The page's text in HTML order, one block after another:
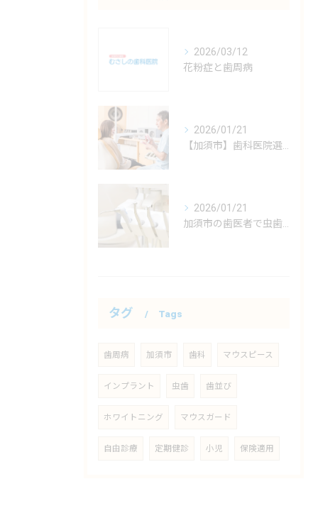
2026/03/12
花粉症と歯周病
2026/01/21
【加須市】歯科医院選びのポイント 初診は土曜も診察可能なむさしの歯科で！
2026/01/21
加須市の歯医者で虫歯治療！なぜ何度も通う必要があるの？通うのが難しい方へ
タグ Tags
歯周病 加須市 歯科 マウスピース
インプラント 虫歯 歯並び
ホワイトニング マウスガード
自由診療 定期健診 小児 保険適用